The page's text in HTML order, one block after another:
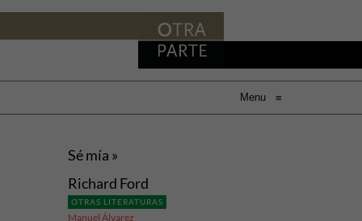
Menu ≡
Sé mía »
Richard Ford
OTRAS LITERATURAS
Manuel Álvarez